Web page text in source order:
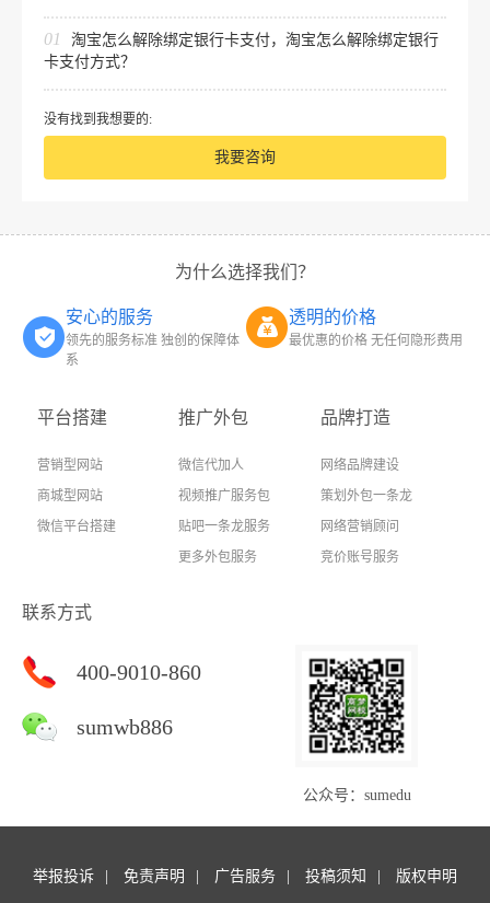
01
淘宝怎么解除绑定银行卡支付，淘宝怎么解除绑定银行
卡支付方式？
没有找到我想要的:
我要咨询
为什么选择我们？
安心的服务
领先的服务标准 独创的保障体
系
透明的价格
最优惠的价格 无任何隐形费用
平台搭建
营销型网站
商城型网站
微信平台搭建
推广外包
微信代加人
视频推广服务包
贴吧一条龙服务
更多外包服务
品牌打造
网络品牌建设
策划外包一条龙
网络营销顾问
竞价账号服务
联系方式
400-9010-860
sumwb886
公众号：sumedu
举报投诉 免责声明 广告服务 投稿须知 版权申明